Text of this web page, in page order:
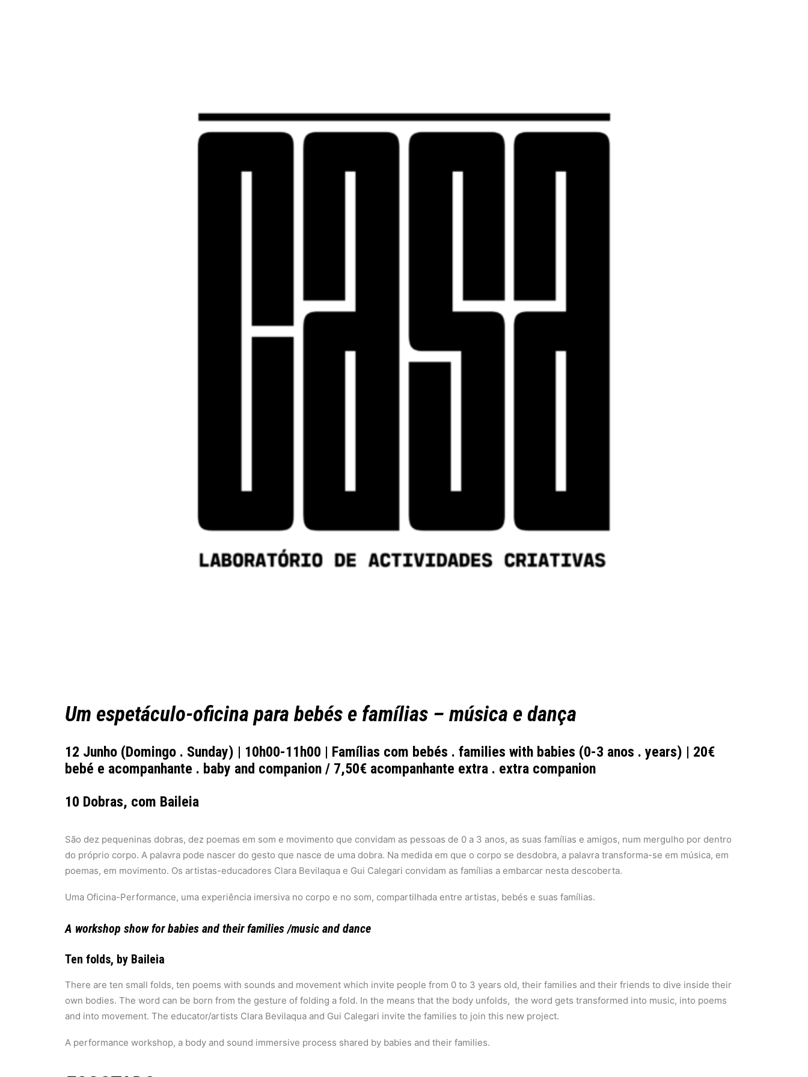
Um espetáculo-oficina para bebés e famílias – música e dança
12 Junho (Domingo . Sunday) | 10h00-11h00 | Famílias com bebés . families with babies (0-3 anos . years) | 20€
bebé e acompanhante . baby and companion / 7,50€ acompanhante extra . extra companion
10 Dobras, com Baileia
São dez pequeninas dobras, dez poemas em som e movimento que convidam as pessoas de 0 a 3 anos, as suas famílias e amigos, num mergulho por dentro
do próprio corpo. A palavra pode nascer do gesto que nasce de uma dobra. Na medida em que o corpo se desdobra, a palavra transforma-se em música, em
poemas, em movimento. Os artistas-educadores Clara Bevilaqua e Gui Calegari convidam as famílias a embarcar nesta descoberta.
Uma Oficina-Performance, uma experiência imersiva no corpo e no som, compartilhada entre artistas, bebés e suas famílias.
A workshop show for babies and their families /music and dance
Ten folds, by Baileia
There are ten small folds, ten poems with sounds and movement which invite people from 0 to 3 years old, their families and their friends to dive inside their
own bodies. The word can be born from the gesture of folding a fold. In the means that the body unfolds, the word gets transformed into music, into poems
and into movement. The educator/artists Clara Bevilaqua and Gui Calegari invite the families to join this new project.
A performance workshop, a body and sound immersive process shared by babies and their families.